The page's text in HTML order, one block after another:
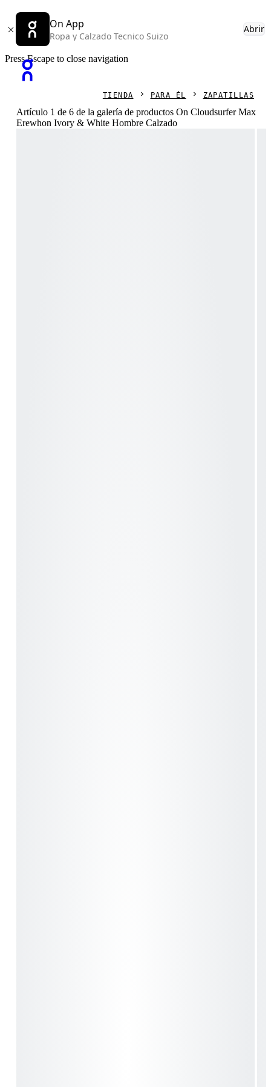
On App
Ropa y Calzado Tecnico Suizo
Abrir
Press Escape to close navigation
TIENDA PARA ÉL ZAPATILLAS
Artículo 1 de 6 de la galería de productos On Cloudsurfer Max
Erewhon Ivory & White Hombre Calzado